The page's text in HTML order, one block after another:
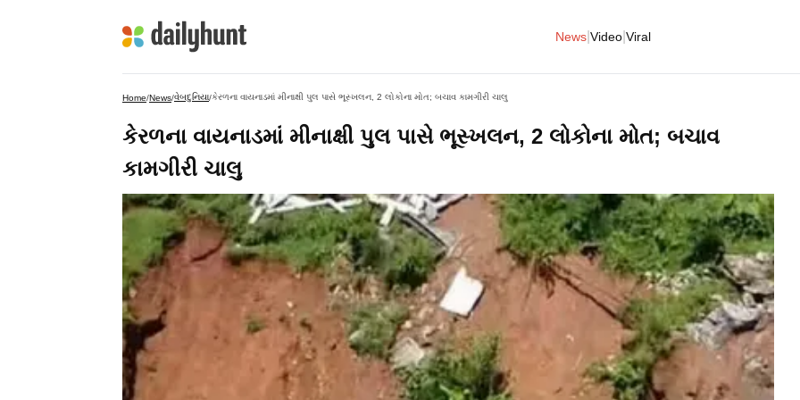
News Video Viral
Home/News/વેબદુનિયા/કેરળના વાયનાડમાં મીનાક્ષી પુલ પાસે ભૂસ્ખલન, 2 લોકોના મોત; બચાવ કામગીરી ચાલુ
કેરળના વાયનાડમાં મીનાક્ષી પુલ પાસે ભૂસ્ખલન, 2 લોકોના મોત; બચાવ
કામગીરી ચાલુ